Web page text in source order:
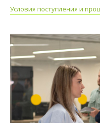
Условия поступления и